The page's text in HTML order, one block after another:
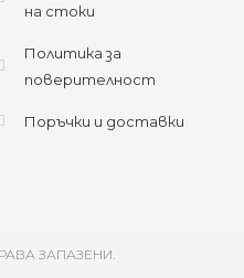
на стоки
Политика за
поверителност
Поръчки и доставки
ЗАПАЗЕНИ.